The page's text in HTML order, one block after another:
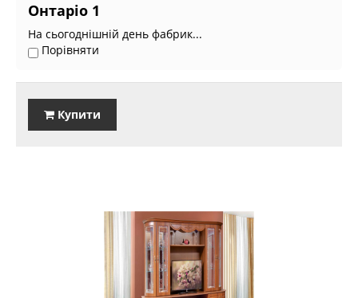
Онтаріо 1
На сьогоднішній день фабрик...
Порівняти
Купити